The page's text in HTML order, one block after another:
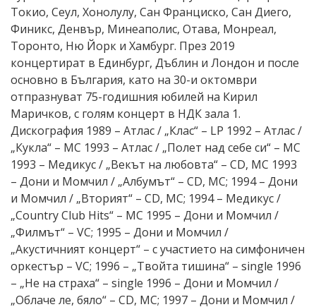
Токио, Сеул, Хонолулу, Сан Франциско, Сан Диего,
Финикс, Денвър, Минеаполис, Отава, Монреал,
Торонто, Ню Йорк и Хамбург. През 2019
концертират в Единбург, Дъблин и Лондон и после
основно в България, като на 30-и октомври
отпразнуват 75-годишния юбилей на Кирил
Маричков, с голям концерт в НДК зала 1.
Дискография 1989 – Атлас / „Клас“ – LP 1992 – Атлас /
„Кукла“ – MC 1993 – Атлас / „Полет над себе си“ – MC
1993 – Медикус / „Векът на любовта“ – CD, MC 1993
– Дони и Момчил / „Албумът“ – CD, МС; 1994 – Дони
и Момчил / „Вторият“ – CD, МС; 1994 – Медикус /
„Country Club Hits“ – MC 1995 – Дони и Момчил /
„Филмът“ – VC; 1995 – Дони и Момчил /
„Акустичният концерт“ – с участието на симфоничен
оркестър – VC; 1996 – „Твойта тишина“ – single 1996
– „Не на страха“ – single 1996 – Дони и Момчил /
„Облаче ле, бяло“ – CD, МС; 1997 – Дони и Момчил /